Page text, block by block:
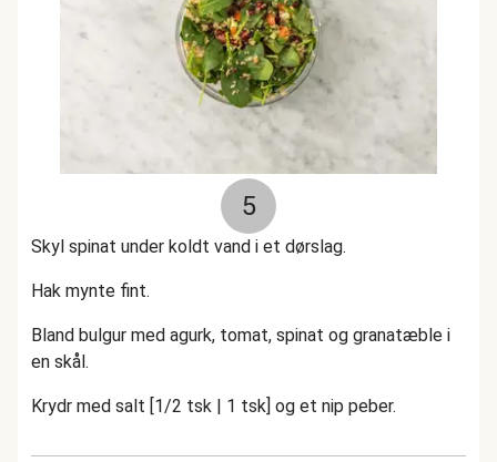
5
Skyl spinat under koldt vand i et dørslag.
Hak mynte fint.
Bland bulgur med agurk, tomat, spinat og granatæble i
en skål.
Krydr med salt [1/2 tsk | 1 tsk] og et nip peber.